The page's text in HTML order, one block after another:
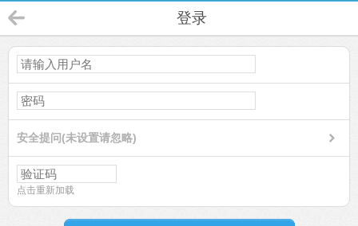
登录
安全提问(未设置请忽略)
点击重新加载